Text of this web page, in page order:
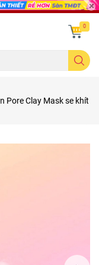
0
Pore Clay Mask se khít